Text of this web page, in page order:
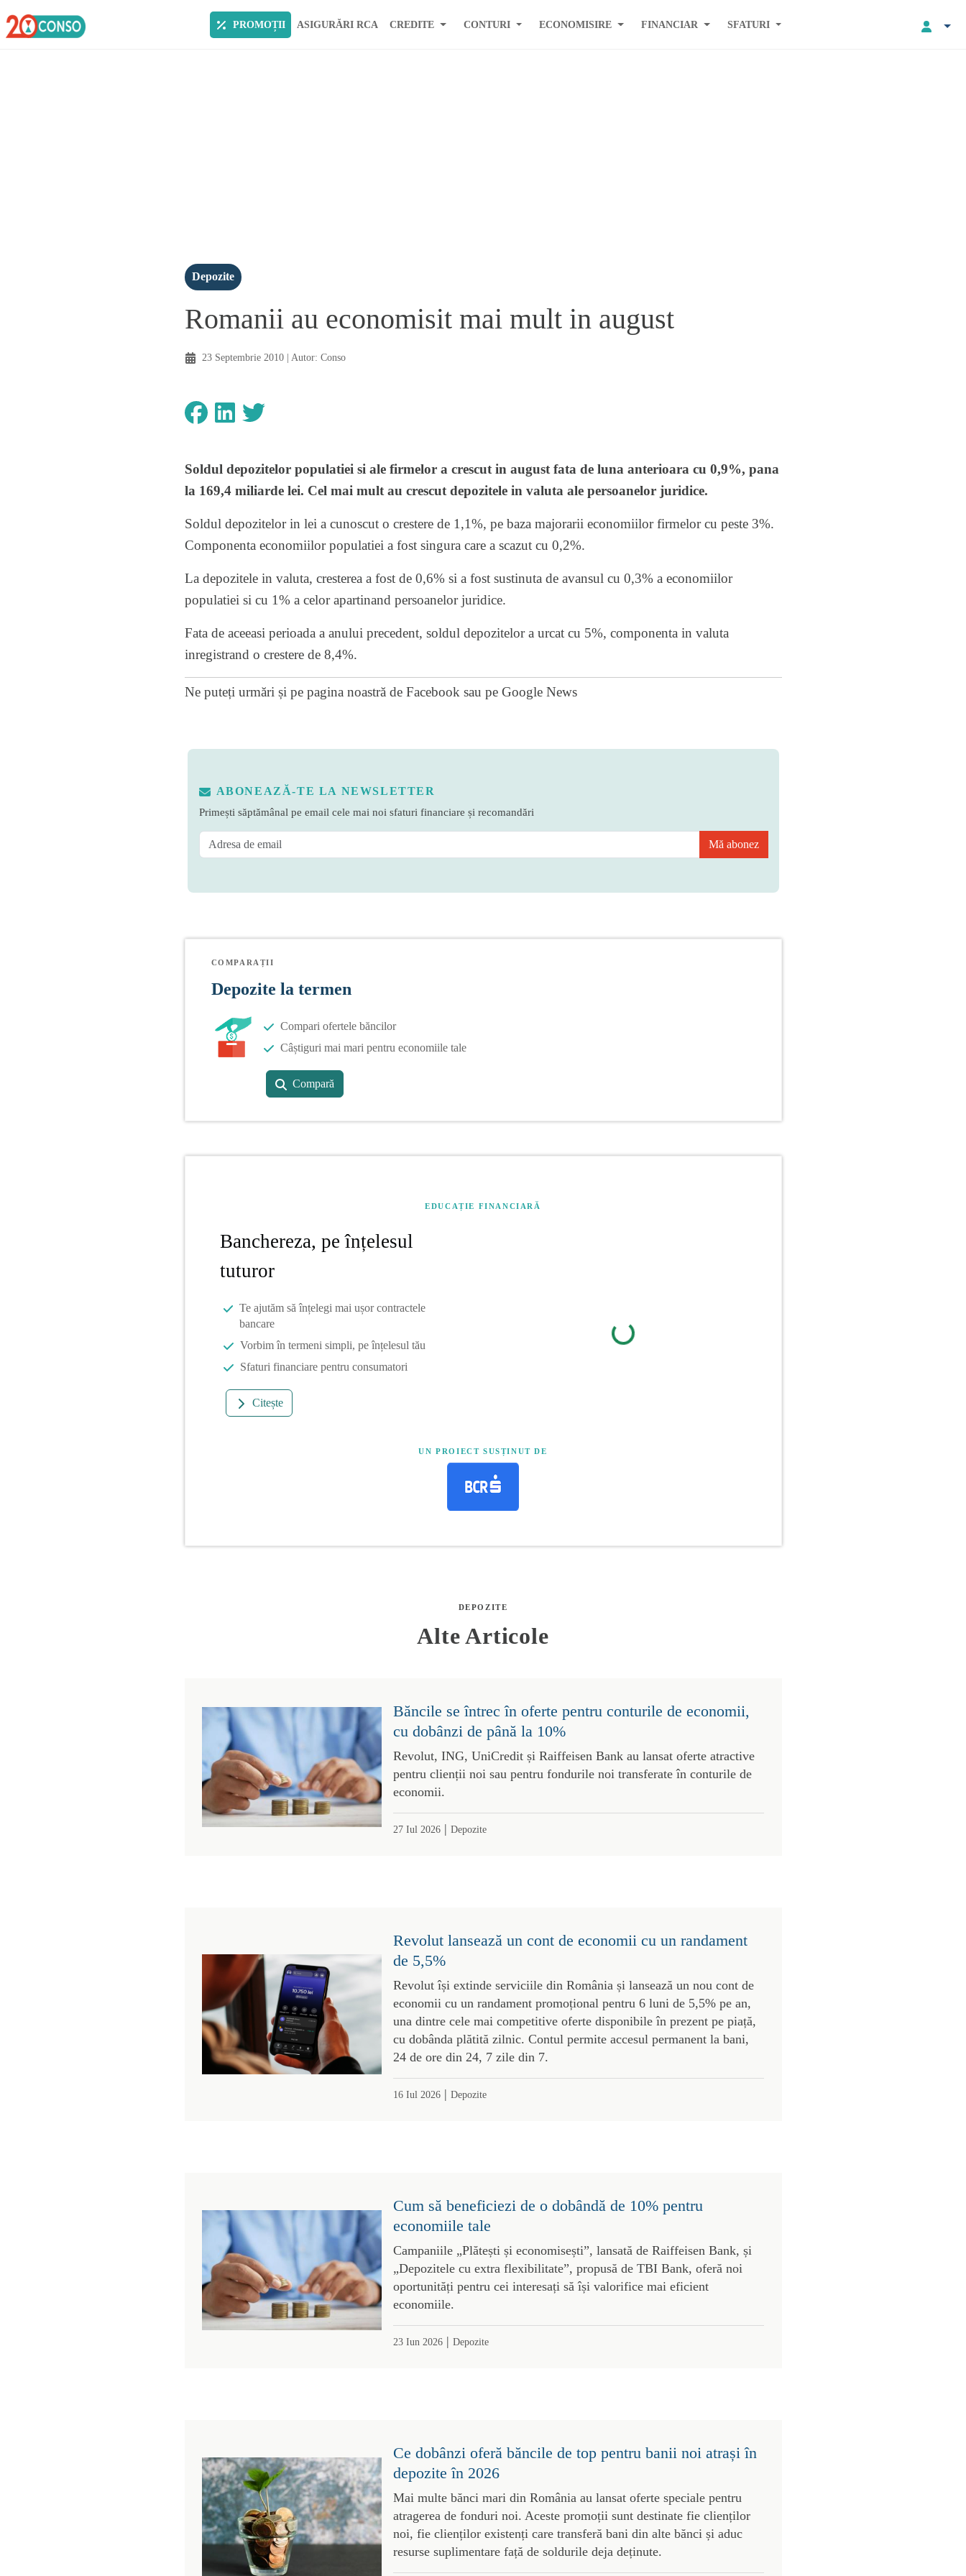
PROMOȚII ASIGURĂRI RCA CREDITE CONTURI ECONOMISIRE FINANCIAR SFATURI
Depozite
Romanii au economisit mai mult in august
23 Septembrie 2010| Autor: Conso
Soldul depozitelor populatiei si ale firmelor a crescut in august fata de luna anterioara cu 0,9%, pana
la 169,4 miliarde lei. Cel mai mult au crescut depozitele in valuta ale persoanelor juridice.
Soldul depozitelor in lei a cunoscut o crestere de 1,1%, pe baza majorarii economiilor firmelor cu peste 3%.
Componenta economiilor populatiei a fost singura care a scazut cu 0,2%.
La depozitele in valuta, cresterea a fost de 0,6% si a fost sustinuta de avansul cu 0,3% a economiilor
populatiei si cu 1% a celor apartinand persoanelor juridice.
Fata de aceeasi perioada a anului precedent, soldul depozitelor a urcat cu 5%, componenta in valuta
inregistrand o crestere de 8,4%.
Ne puteți urmări și pe pagina noastră de Facebook sau pe Google News
ABONEAZĂ-TE LA NEWSLETTER
Primești săptămânal pe email cele mai noi sfaturi financiare și recomandări
Mă abonez
COMPARAȚII
Depozite la termen
Compari ofertele băncilor
Câștiguri mai mari pentru economiile tale
Compară
EDUCAȚIE FINANCIARĂ
Banchereza, pe înțelesul
tuturor
Te ajutăm să înțelegi mai ușor contractele
bancare
Vorbim în termeni simpli, pe înțelesul tău
Sfaturi financiare pentru consumatori
Citește
UN PROIECT SUSȚINUT DE
DEPOZITE
Alte Articole
Băncile se întrec în oferte pentru conturile de economii,
cu dobânzi de până la 10%
Revolut, ING, UniCredit și Raiffeisen Bank au lansat oferte atractive
pentru clienții noi sau pentru fondurile noi transferate în conturile de
economii.
27 Iul 2026| Depozite
Revolut lansează un cont de economii cu un randament
de 5,5%
Revolut își extinde serviciile din România și lansează un nou cont de
economii cu un randament promoțional pentru 6 luni de 5,5% pe an,
una dintre cele mai competitive oferte disponibile în prezent pe piață,
cu dobânda plătită zilnic. Contul permite accesul permanent la bani,
24 de ore din 24, 7 zile din 7.
16 Iul 2026| Depozite
Cum să beneficiezi de o dobândă de 10% pentru
economiile tale
Campaniile „Plătești și economisești”, lansată de Raiffeisen Bank, și
„Depozitele cu extra flexibilitate”, propusă de TBI Bank, oferă noi
oportunități pentru cei interesați să își valorifice mai eficient
economiile.
23 Iun 2026| Depozite
Ce dobânzi oferă băncile de top pentru banii noi atrași în
depozite în 2026
Mai multe bănci mari din România au lansat oferte speciale pentru
atragerea de fonduri noi. Aceste promoții sunt destinate fie clienților
noi, fie clienților existenți care transferă bani din alte bănci și aduc
resurse suplimentare față de soldurile deja deținute.